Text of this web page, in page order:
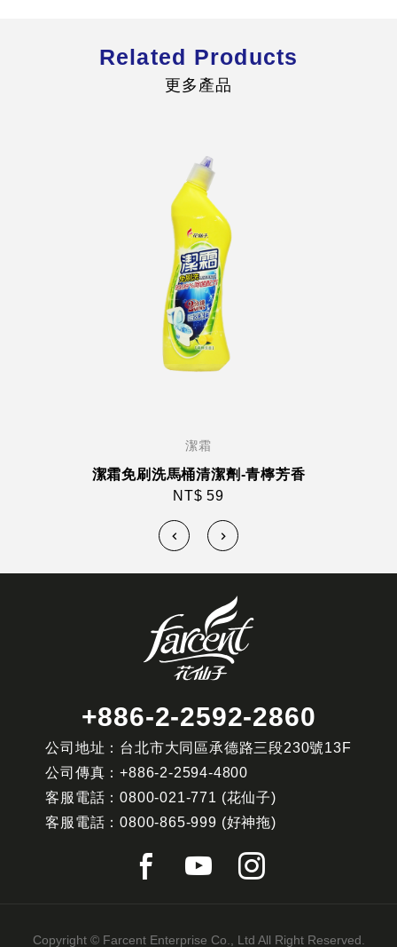
Related Products
更多產品
潔霜
潔霜免刷洗馬桶清潔劑-青檸芳香
NT$ 59
+886-2-2592-2860
公司地址：台北市大同區承德路三段230號13F
公司傳真：+886-2-2594-4800
客服電話：0800-021-771 (花仙子)
客服電話：0800-865-999 (好神拖)
Copyright © Farcent Enterprise Co., Ltd All Right Reserved.